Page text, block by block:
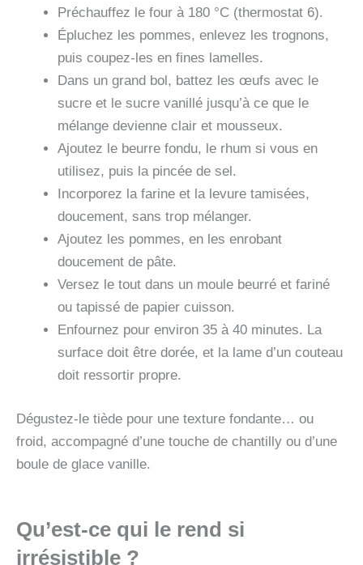
Préchauffez le four à 180 °C (thermostat 6).
Épluchez les pommes, enlevez les trognons,
puis coupez-les en fines lamelles.
Dans un grand bol, battez les œufs avec le
sucre et le sucre vanillé jusqu’à ce que le
mélange devienne clair et mousseux.
Ajoutez le beurre fondu, le rhum si vous en
utilisez, puis la pincée de sel.
Incorporez la farine et la levure tamisées,
doucement, sans trop mélanger.
Ajoutez les pommes, en les enrobant
doucement de pâte.
Versez le tout dans un moule beurré et fariné
ou tapissé de papier cuisson.
Enfournez pour environ 35 à 40 minutes. La
surface doit être dorée, et la lame d’un couteau
doit ressortir propre.
Dégustez-le tiède pour une texture fondante… ou
froid, accompagné d’une touche de chantilly ou d’une
boule de glace vanille.
Qu’est-ce qui le rend si
irrésistible ?